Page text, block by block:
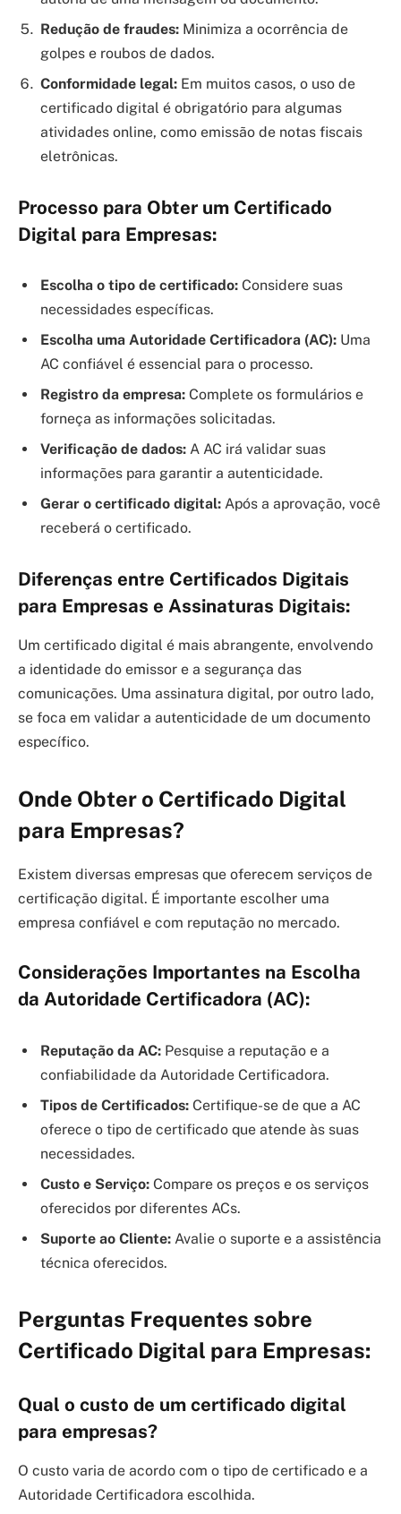
Redução de fraudes: Minimiza a ocorrência de
golpes e roubos de dados.
Conformidade legal: Em muitos casos, o uso de
certificado digital é obrigatório para algumas
atividades online, como emissão de notas fiscais
eletrônicas.
Processo para Obter um Certificado
Digital para Empresas:
Escolha o tipo de certificado: Considere suas
necessidades específicas.
Escolha uma Autoridade Certificadora (AC): Uma
AC confiável é essencial para o processo.
Registro da empresa: Complete os formulários e
forneça as informações solicitadas.
Verificação de dados: A AC irá validar suas
informações para garantir a autenticidade.
Gerar o certificado digital: Após a aprovação, você
receberá o certificado.
Diferenças entre Certificados Digitais
para Empresas e Assinaturas Digitais:
Um certificado digital é mais abrangente, envolvendo
a identidade do emissor e a segurança das
comunicações. Uma assinatura digital, por outro lado,
se foca em validar a autenticidade de um documento
específico.
Onde Obter o Certificado Digital
para Empresas?
Existem diversas empresas que oferecem serviços de
certificação digital. É importante escolher uma
empresa confiável e com reputação no mercado.
Considerações Importantes na Escolha
da Autoridade Certificadora (AC):
Reputação da AC: Pesquise a reputação e a
confiabilidade da Autoridade Certificadora.
Tipos de Certificados: Certifique-se de que a AC
oferece o tipo de certificado que atende às suas
necessidades.
Custo e Serviço: Compare os preços e os serviços
oferecidos por diferentes ACs.
Suporte ao Cliente: Avalie o suporte e a assistência
técnica oferecidos.
Perguntas Frequentes sobre
Certificado Digital para Empresas:
Qual o custo de um certificado digital
para empresas?
O custo varia de acordo com o tipo de certificado e a
Autoridade Certificadora escolhida.